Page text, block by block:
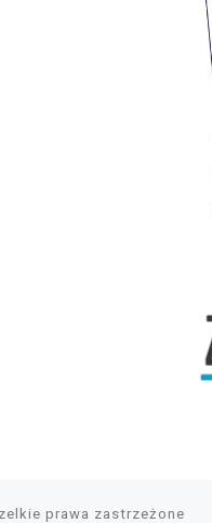
prawa zastrzeżone